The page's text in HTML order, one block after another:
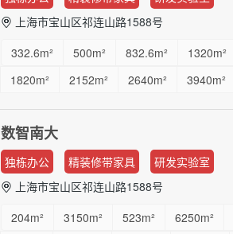
上海市宝山区祁连山路1588号
332.6m²
500m² 832.6m² 1320m²
1820m²
2152m² 2640m² 3940m²
23800m²
20399m² 36230m² ...
数智南大
独栋办公
精装修带家具
研发实验室
上海市宝山区祁连山路1588号
204m²
3150m² 523m² 6250m²